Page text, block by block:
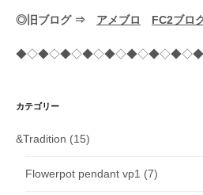
◎旧ブログ ⇒ アメブロ FC2ブロ
カテゴリー
&Tradition (15)
Flowerpot pendant vp1 (7)